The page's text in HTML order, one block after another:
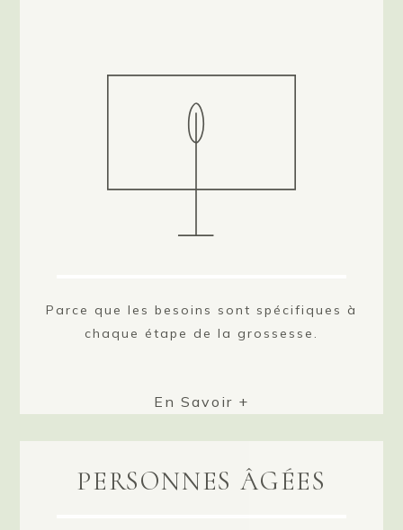
Parce que les besoins sont spécifiques à
chaque étape de la grossesse.
En Savoir +
PERSONNES ÂGÉES